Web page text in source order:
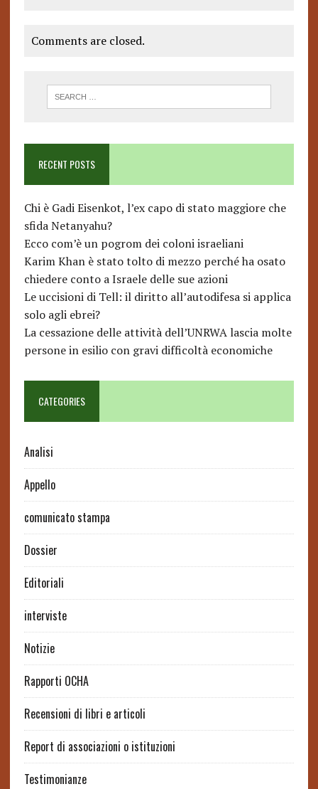
Comments are closed.
RECENT POSTS
Chi è Gadi Eisenkot, l’ex capo di stato maggiore che
sfida Netanyahu?
Ecco com’è un pogrom dei coloni israeliani
Karim Khan è stato tolto di mezzo perché ha osato
chiedere conto a Israele delle sue azioni
Le uccisioni di Tell: il diritto all’autodifesa si applica
solo agli ebrei?
La cessazione delle attività dell’UNRWA lascia molte
persone in esilio con gravi difficoltà economiche
CATEGORIES
Analisi
Appello
comunicato stampa
Dossier
Editoriali
interviste
Notizie
Rapporti OCHA
Recensioni di libri e articoli
Report di associazioni o istituzioni
Testimonianze